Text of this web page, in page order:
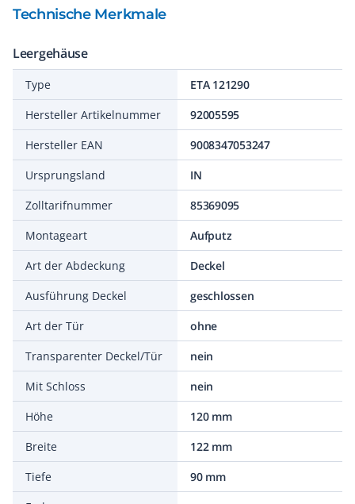
Technische Merkmale
Leergehäuse
Type
ETA 121290
Hersteller Artikelnummer
92005595
Hersteller EAN
9008347053247
Ursprungsland
IN
Zolltarifnummer
85369095
Montageart
Aufputz
Art der Abdeckung
Deckel
Ausführung Deckel
geschlossen
Art der Tür
ohne
Transparenter Deckel/Tür
nein
Mit Schloss
nein
Höhe
120 mm
Breite
122 mm
Tiefe
90 mm